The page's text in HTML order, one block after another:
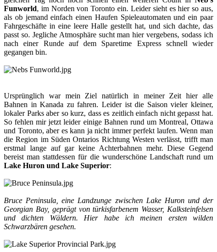
Funworld, im Norden von Toronto ein. Leider sieht es hier so aus,
als ob jemand einfach einen Haufen Spieleautomaten und ein paar
Fahrgeschäfte in eine leere Halle gestellt hat, und sich dachte, das
passt so. Jegliche Atmosphäre sucht man hier vergebens, sodass ich
nach einer Runde auf dem Sparetime Express schnell wieder
gegangen bin.
Ursprünglich war mein Ziel natürlich in meiner Zeit hier alle
Bahnen in Kanada zu fahren. Leider ist die Saison vieler kleiner,
lokaler Parks aber so kurz, dass es zeitlich einfach nicht gepasst hat.
So fehlen mir jetzt leider einige Bahnen rund um Montreal, Ottawa
und Toronto, aber es kann ja nicht immer perfekt laufen. Wenn man
die Region im Süden Ontarios Richtung Westen verlässt, trifft man
erstmal lange auf gar keine Achterbahnen mehr. Diese Gegend
bereist man stattdessen für die wunderschöne Landschaft rund um
Lake Huron und Lake Superior:
Bruce Peninsula, eine Landzunge zwischen Lake Huron und der
Georgian Bay, geprägt von türkisfarbenem Wasser, Kalksteinfelsen
und dichten Wäldern. Hier habe ich meinen ersten wilden
Schwarzbären gesehen.